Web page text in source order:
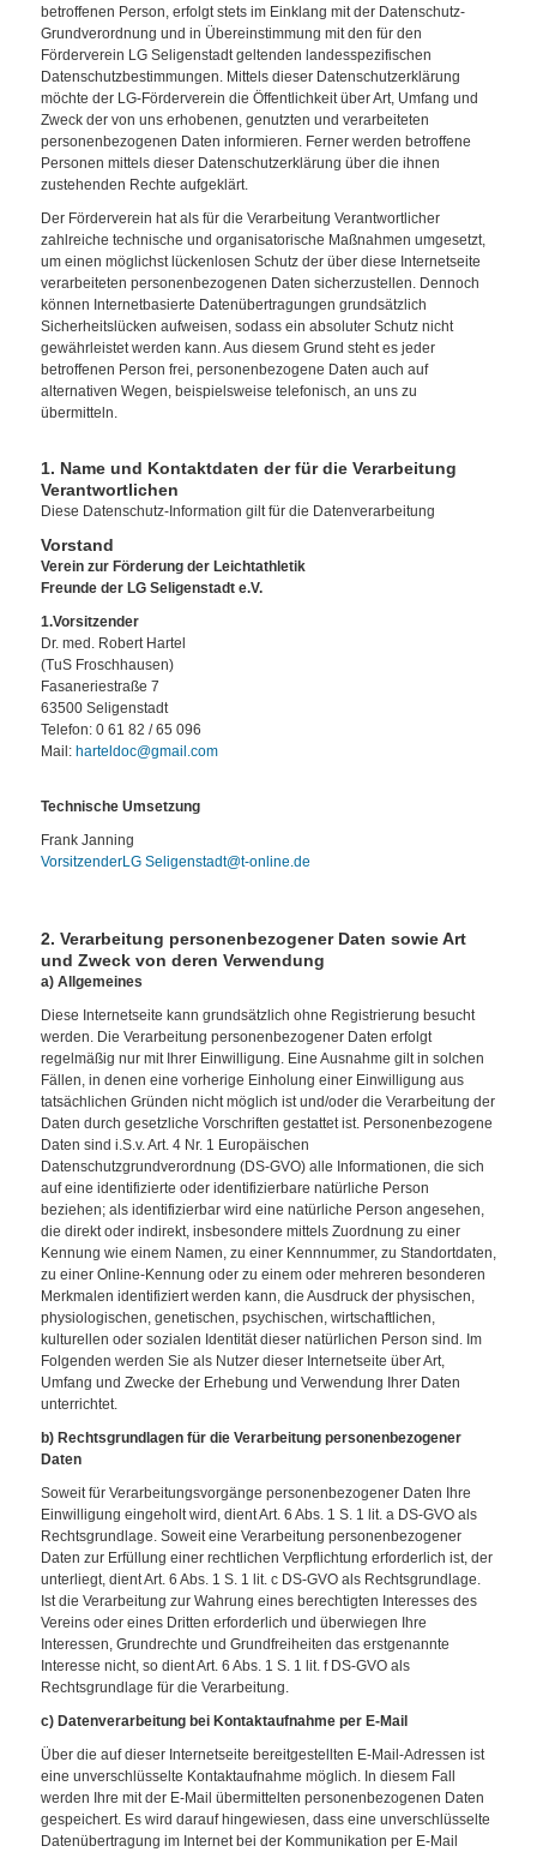
betroffenen Person, erfolgt stets im Einklang mit der Datenschutz-
Grundverordnung und in Übereinstimmung mit den für den
Förderverein LG Seligenstadt geltenden landesspezifischen
Datenschutzbestimmungen. Mittels dieser Datenschutzerklärung
möchte der LG-Förderverein die Öffentlichkeit über Art, Umfang und
Zweck der von uns erhobenen, genutzten und verarbeiteten
personenbezogenen Daten informieren. Ferner werden betroffene
Personen mittels dieser Datenschutzerklärung über die ihnen
zustehenden Rechte aufgeklärt.
Der Förderverein hat als für die Verarbeitung Verantwortlicher
zahlreiche technische und organisatorische Maßnahmen umgesetzt,
um einen möglichst lückenlosen Schutz der über diese Internetseite
verarbeiteten personenbezogenen Daten sicherzustellen. Dennoch
können Internetbasierte Datenübertragungen grundsätzlich
Sicherheitslücken aufweisen, sodass ein absoluter Schutz nicht
gewährleistet werden kann. Aus diesem Grund steht es jeder
betroffenen Person frei, personenbezogene Daten auch auf
alternativen Wegen, beispielsweise telefonisch, an uns zu
übermitteln.
1. Name und Kontaktdaten der für die Verarbeitung
Verantwortlichen
Diese Datenschutz-Information gilt für die Datenverarbeitung
Vorstand
Verein zur Förderung der Leichtathletik
Freunde der LG Seligenstadt e.V.
1.Vorsitzender
Dr. med. Robert Hartel
(TuS Froschhausen)
Fasaneriestraße 7
63500 Seligenstadt
Telefon: 0 61 82 / 65 096
Mail: harteldoc@gmail.com
Technische Umsetzung
Frank Janning
VorsitzenderLG Seligenstadt@t-online.de
2. Verarbeitung personenbezogener Daten sowie Art
und Zweck von deren Verwendung
a) Allgemeines
Diese Internetseite kann grundsätzlich ohne Registrierung besucht
werden. Die Verarbeitung personenbezogener Daten erfolgt
regelmäßig nur mit Ihrer Einwilligung. Eine Ausnahme gilt in solchen
Fällen, in denen eine vorherige Einholung einer Einwilligung aus
tatsächlichen Gründen nicht möglich ist und/oder die Verarbeitung der
Daten durch gesetzliche Vorschriften gestattet ist. Personenbezogene
Daten sind i.S.v. Art. 4 Nr. 1 Europäischen
Datenschutzgrundverordnung (DS-GVO) alle Informationen, die sich
auf eine identifizierte oder identifizierbare natürliche Person
beziehen; als identifizierbar wird eine natürliche Person angesehen,
die direkt oder indirekt, insbesondere mittels Zuordnung zu einer
Kennung wie einem Namen, zu einer Kennnummer, zu Standortdaten,
zu einer Online-Kennung oder zu einem oder mehreren besonderen
Merkmalen identifiziert werden kann, die Ausdruck der physischen,
physiologischen, genetischen, psychischen, wirtschaftlichen,
kulturellen oder sozialen Identität dieser natürlichen Person sind. Im
Folgenden werden Sie als Nutzer dieser Internetseite über Art,
Umfang und Zwecke der Erhebung und Verwendung Ihrer Daten
unterrichtet.
b) Rechtsgrundlagen für die Verarbeitung personenbezogener
Daten
Soweit für Verarbeitungsvorgänge personenbezogener Daten Ihre
Einwilligung eingeholt wird, dient Art. 6 Abs. 1 S. 1 lit. a DS-GVO als
Rechtsgrundlage. Soweit eine Verarbeitung personenbezogener
Daten zur Erfüllung einer rechtlichen Verpflichtung erforderlich ist, der
unterliegt, dient Art. 6 Abs. 1 S. 1 lit. c DS-GVO als Rechtsgrundlage.
Ist die Verarbeitung zur Wahrung eines berechtigten Interesses des
Vereins oder eines Dritten erforderlich und überwiegen Ihre
Interessen, Grundrechte und Grundfreiheiten das erstgenannte
Interesse nicht, so dient Art. 6 Abs. 1 S. 1 lit. f DS-GVO als
Rechtsgrundlage für die Verarbeitung.
c) Datenverarbeitung bei Kontaktaufnahme per E-Mail
Über die auf dieser Internetseite bereitgestellten E-Mail-Adressen ist
eine unverschlüsselte Kontaktaufnahme möglich. In diesem Fall
werden Ihre mit der E-Mail übermittelten personenbezogenen Daten
gespeichert. Es wird darauf hingewiesen, dass eine unverschlüsselte
Datenübertragung im Internet bei der Kommunikation per E-Mail